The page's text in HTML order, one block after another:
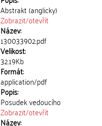
Abstrakt (anglicky)
Zobrazit/otevřít
Název:
130033902.pdf
Velikost:
32.19Kb
Formát:
application/pdf
Popis:
Posudek vedoucího
Zobrazit/otevřít
Název: